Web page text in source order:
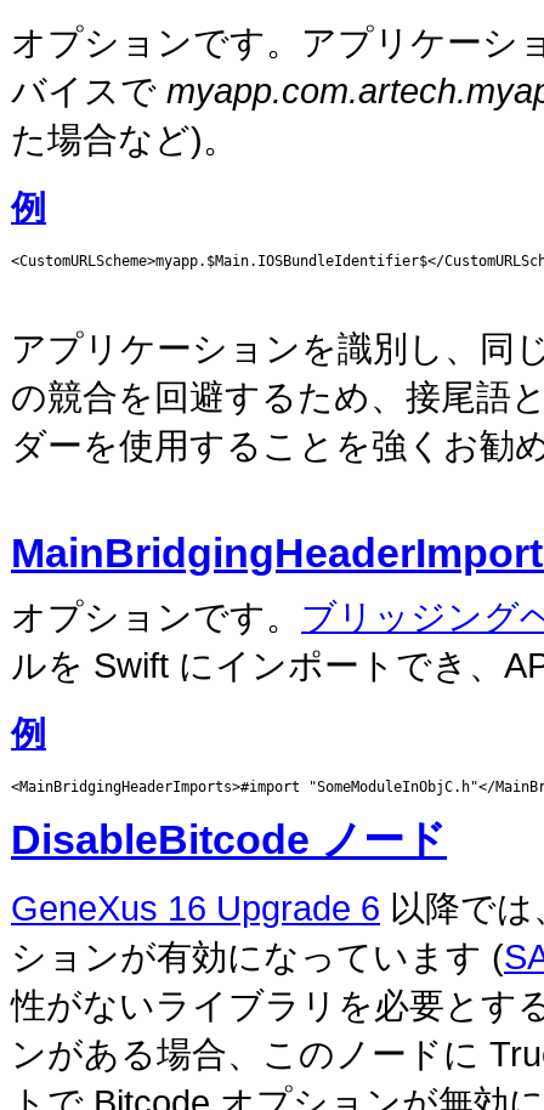
オプションです。アプリケーシ
バイスで
た場合など)。
例
<CustomURLScheme>myapp.$Main.IOSBundleIdentifier$</
アプリケーションを識別し、同
の競合を回避するため、接尾語
ダーを使用することを強くお勧
オプションです。 ブリッジング
ルを Swift にインポートでき、
例
<MainBridgingHeaderImports>#import "SomeModuleInObjC.h"</
DisableBitcode ノード
GeneXus 16 Upgrade 6 以降で
ションが有効になっています (
性がないライブラリを必要とす
ンがある場合、このノードに